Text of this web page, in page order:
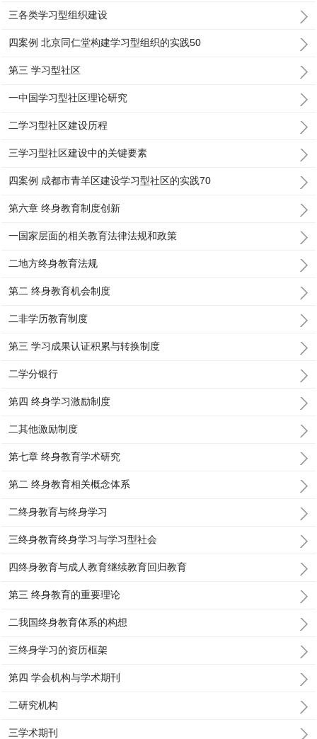
三各类学习型组织建设
四案例 北京同仁堂构建学习型组织的实践50
第三 学习型社区
一中国学习型社区理论研究
二学习型社区建设历程
三学习型社区建设中的关键要素
四案例 成都市青羊区建设学习型社区的实践70
第六章 终身教育制度创新
一国家层面的相关教育法律法规和政策
二地方终身教育法规
第二 终身教育机会制度
二非学历教育制度
第三 学习成果认证积累与转换制度
二学分银行
第四 终身学习激励制度
二其他激励制度
第七章 终身教育学术研究
第二 终身教育相关概念体系
二终身教育与终身学习
三终身教育终身学习与学习型社会
四终身教育与成人教育继续教育回归教育
第三 终身教育的重要理论
二我国终身教育体系的构想
三终身学习的资历框架
第四 学会机构与学术期刊
二研究机构
三学术期刊